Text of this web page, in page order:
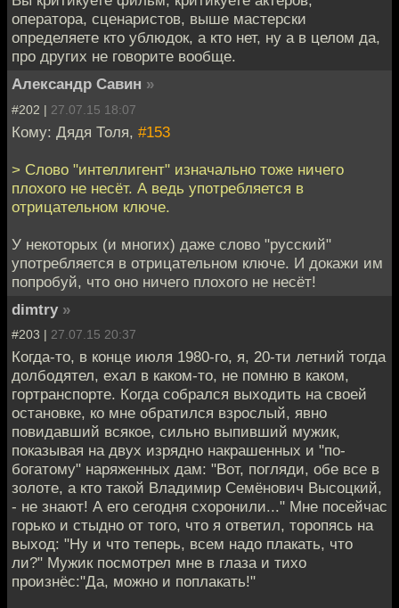
оператора, сценаристов, выше мастерски
определяете кто ублюдок, а кто нет, ну а в целом да,
про других не говорите вообще.
Александр Савин »
#202 | 27.07.15 18:07
Кому: Дядя Толя, #153
> Слово "интеллигент" изначально тоже ничего
плохого не несёт. А ведь употребляется в
отрицательном ключе.
У некоторых (и многих) даже слово "русский"
употребляется в отрицательном ключе. И докажи им
попробуй, что оно ничего плохого не несёт!
dimtry »
#203 | 27.07.15 20:37
Когда-то, в конце июля 1980-го, я, 20-ти летний тогда
долбодятел, ехал в каком-то, не помню в каком,
гортранспорте. Когда собрался выходить на своей
остановке, ко мне обратился взрослый, явно
повидавший всякое, сильно выпивший мужик,
показывая на двух изрядно накрашенных и "по-
богатому" наряженных дам: "Вот, погляди, обе все в
золоте, а кто такой Владимир Семёнович Высоцкий,
- не знают! А его сегодня схоронили..." Мне посейчас
горько и стыдно от того, что я ответил, торопясь на
выход: "Ну и что теперь, всем надо плакать, что
ли?" Мужик посмотрел мне в глаза и тихо
произнёс:"Да, можно и поплакать!"